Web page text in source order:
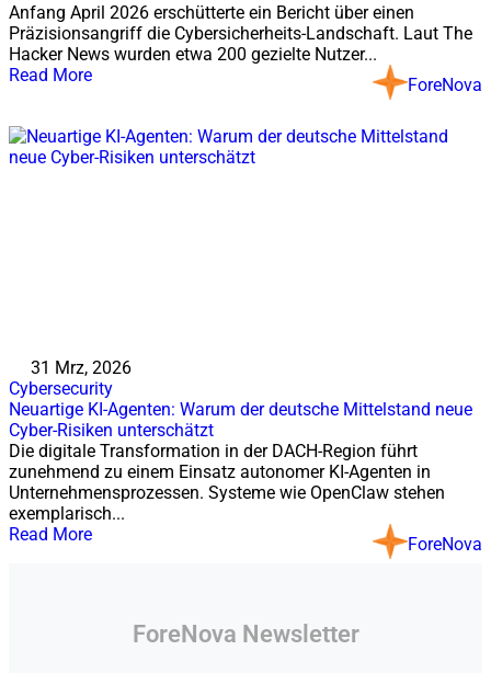
Anfang April 2026 erschütterte ein Bericht über einen
Präzisionsangriff die Cybersicherheits-Landschaft. Laut The
Hacker News wurden etwa 200 gezielte Nutzer...
Read More
ForeNova
31 Mrz, 2026
Cybersecurity
Neuartige KI-Agenten: Warum der deutsche Mittelstand neue
Cyber-Risiken unterschätzt
Die digitale Transformation in der DACH-Region führt
zunehmend zu einem Einsatz autonomer KI-Agenten in
Unternehmensprozessen. Systeme wie OpenClaw stehen
exemplarisch...
Read More
ForeNova
ForeNova Newsletter